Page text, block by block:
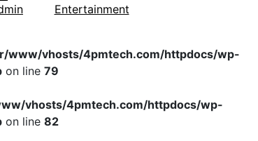
Entertainment
www/vhosts/4pmtech.com/httpdocs/wp-
on line 79
vhosts/4pmtech.com/httpdocs/wp-
on line 82